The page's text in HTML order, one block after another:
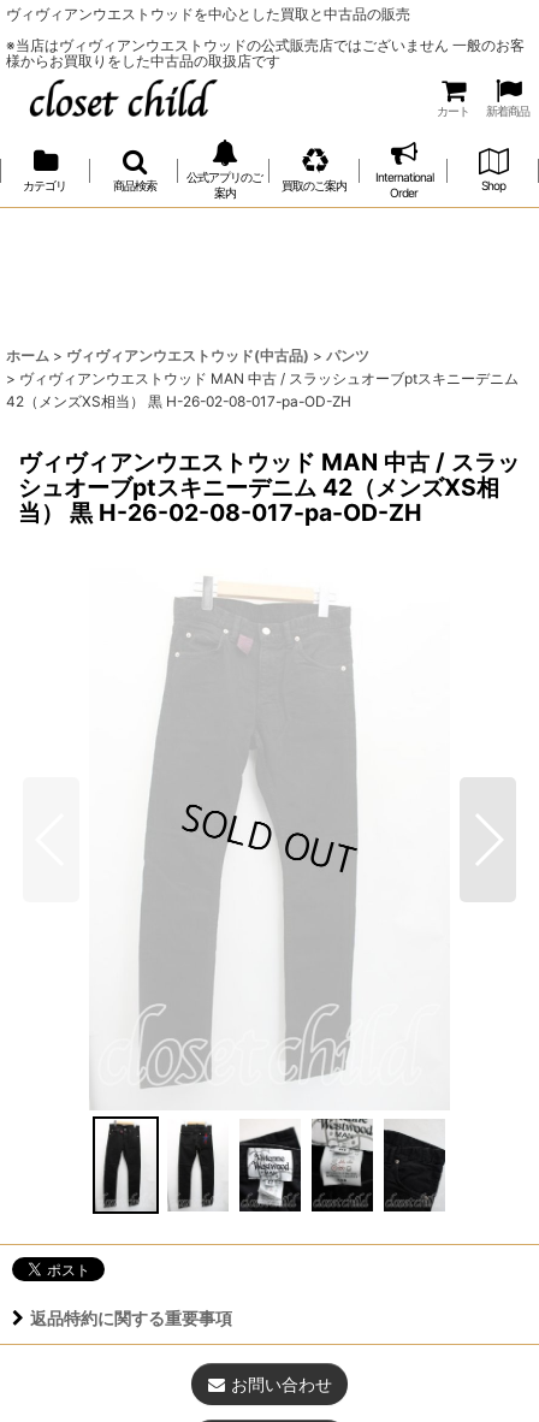
ヴィヴィアンウエストウッドを中心とした買取と中古品の販売
※当店はヴィヴィアンウエストウッドの公式販売店ではございません 一般のお客
様からお買取りをした中古品の取扱店です
カート 新着商品
カテゴリ 商品検索
公式アプリのご
案内
買取のご案内
International
Order
Shop
ホーム > ヴィヴィアンウエストウッド(中古品) > パンツ
> ヴィヴィアンウエストウッド MAN 中古 / スラッシュオーブptスキニーデニム
42（メンズXS相当） 黒 H-26-02-08-017-pa-OD-ZH
ヴィヴィアンウエストウッド MAN 中古 / スラッ
シュオーブptスキニーデニム 42（メンズXS相
当） 黒 H-26-02-08-017-pa-OD-ZH
返品特約に関する重要事項
お問い合わせ